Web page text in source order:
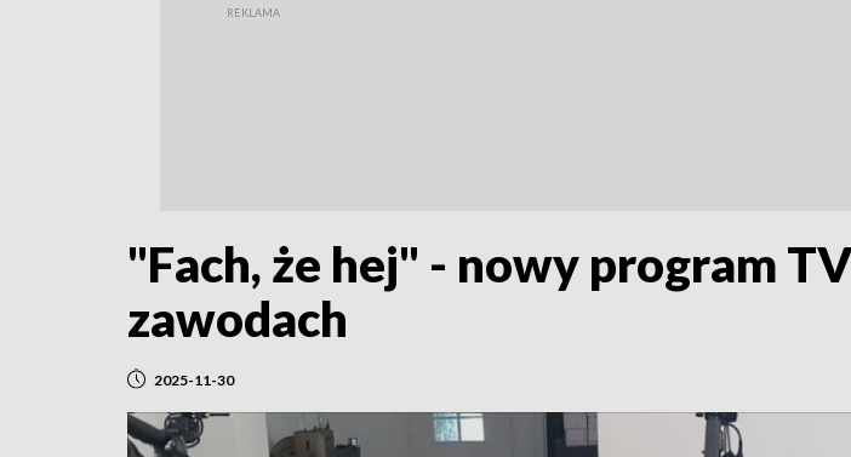
"Fach, że hej" - nowy program
zawodach
2025-11-30